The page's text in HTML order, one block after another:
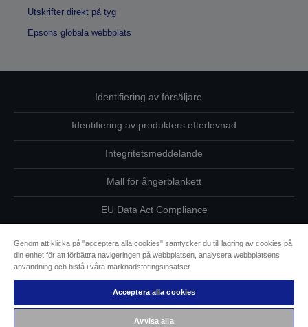
Utskrifter direkt på tyg
Epsons globala webbplats
Identifiering av försäljare
Identifiering av produkters efterlevnad
Integritetsmeddelande
Mall för ångerblankett
EU Data Act Compliance
Kontakta oss angående dina uppgifter
Information om cookies
Epsons åtagande avseende tillgänglighet
Genom att klicka på "acceptera alla cookies" samtycker du till lagring av cookies på
din enhet för att förbättra navigeringen på webbplatsen, analysera webbplatsens
användning och bistå i våra marknadsföringsinsatser.
Acceptera alla cookies
Avvisa alla